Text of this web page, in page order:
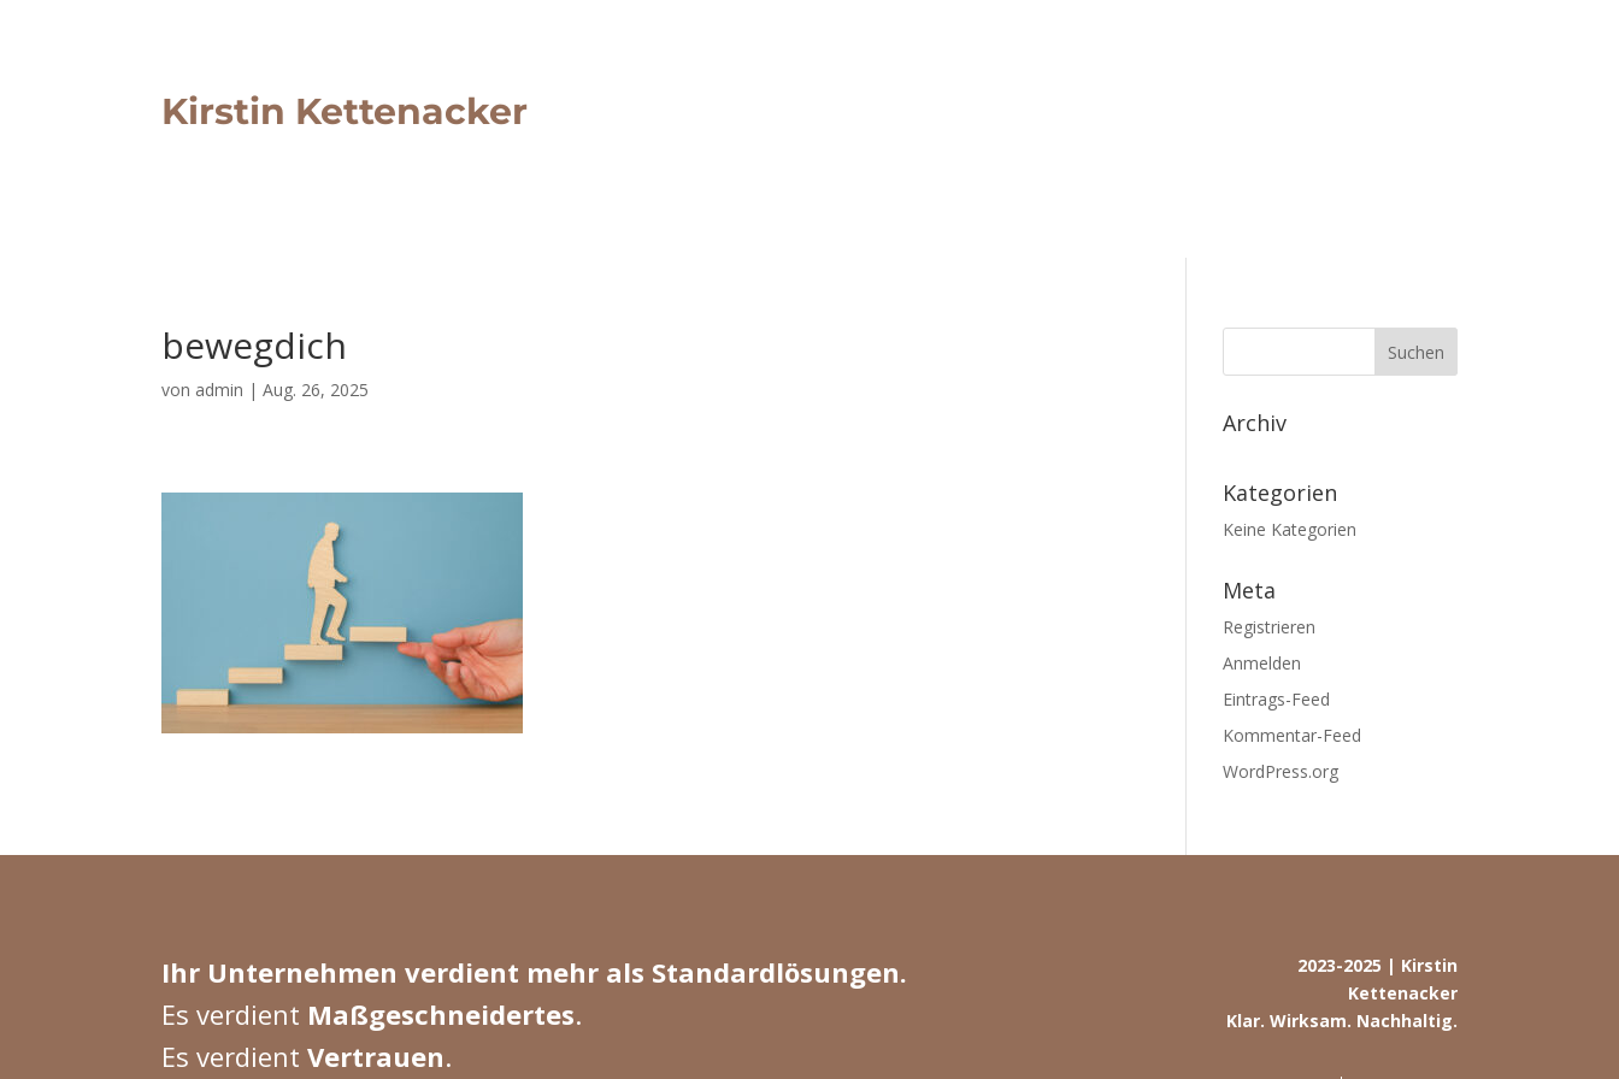
Kirstin Kettenacker
bewegdich
von admin |Aug. 26, 2025
Archiv
Kategorien
Keine Kategorien
Meta
Registrieren
Anmelden
Eintrags-Feed
Kommentar-Feed
WordPress.org
Ihr Unternehmen verdient mehr als Standardlösungen.
Es verdient Maßgeschneidertes.
Es verdientVertrauen.
2023-2025 | Kirstin
Kettenacker
Klar. Wirksam. Nachhaltig.